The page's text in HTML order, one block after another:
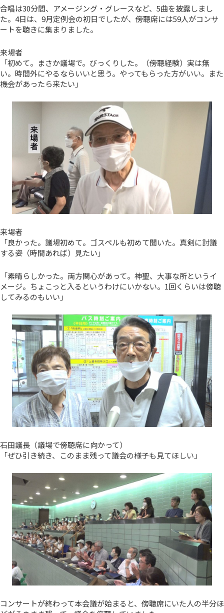
合唱は30分間、アメージング・グレースなど、5曲を披露しまし
た。4日は、9月定例会の初日でしたが、傍聴席には59人がコンサ
ートを聴きに集まりました。
来場者
「初めて。まさか議場で。びっくりした。（傍聴経験）実は無
い。時間外にやるならいいと思う。やってもらった方がいい。また
機会があったら来たい」
来場者
「良かった。議場初めて。ゴスペルも初めて聞いた。真剣に討議
する姿（時間あれば）見たい」
「素晴らしかった。両方関心があって。神聖、大事な所というイ
メージ。ちょこっと入るというわけにいかない。1回くらいは傍聴
してみるのもいい」
石田議長（議場で傍聴席に向かって）
「ぜひ引き続き、このまま残って議会の様子も見てほしい」
コンサートが終わって本会議が始まると、傍聴席にいた人の半分ほ